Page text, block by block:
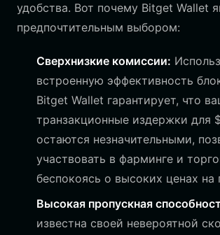
удобства. Вот почему Bitget Wallet
предпочтительным выбором:
Сверхнизкие комиссии:
встроенную эффективность
Bitget Wallet гарантирует, что
транзакционные издержки для
остаются незначительными,
участвовать в фарминге и
беспокоясь о высоких ценах на
Высокая пропускная
известна своей невероятной